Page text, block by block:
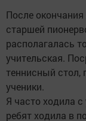
После
старшей
располагалась
учительская.
теннисный стол,
ученики.
Я часто ходила
ребят ходила в